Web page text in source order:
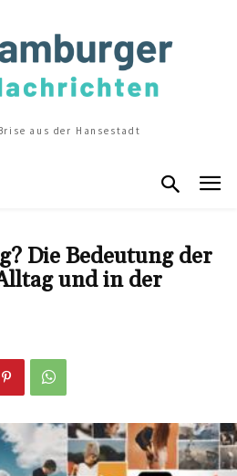
aus der Hansestadt
Die Bedeutung der
und in der